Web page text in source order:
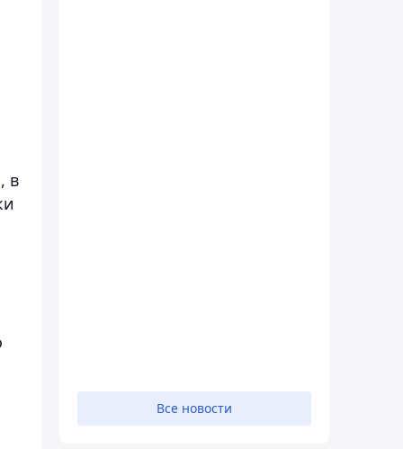
в
Все новости